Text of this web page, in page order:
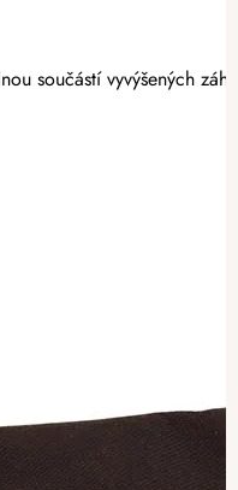
součástí vyvýšených